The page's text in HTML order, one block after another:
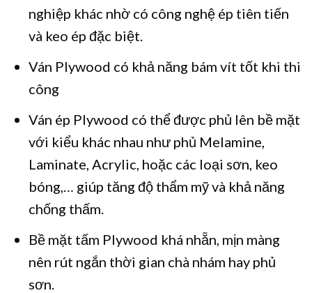
nghiệp khác nhờ có công nghệ ép tiên tiến
và keo ép đặc biệt.
Ván Plywood có khả năng bám vít tốt khi thi
công
Ván ép Plywood có thể được phủ lên bề mặt
với kiểu khác nhau như phủ Melamine,
Laminate, Acrylic, hoặc các loại sơn, keo
bóng,… giúp tăng độ thẩm mỹ và khả năng
chống thấm.
Bề mặt tấm Plywood khá nhẵn, mịn màng
nên rút ngắn thời gian chà nhám hay phủ
sơn.